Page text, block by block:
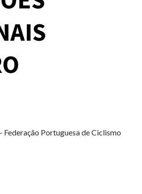
Federação Portuguesa de Ciclismo